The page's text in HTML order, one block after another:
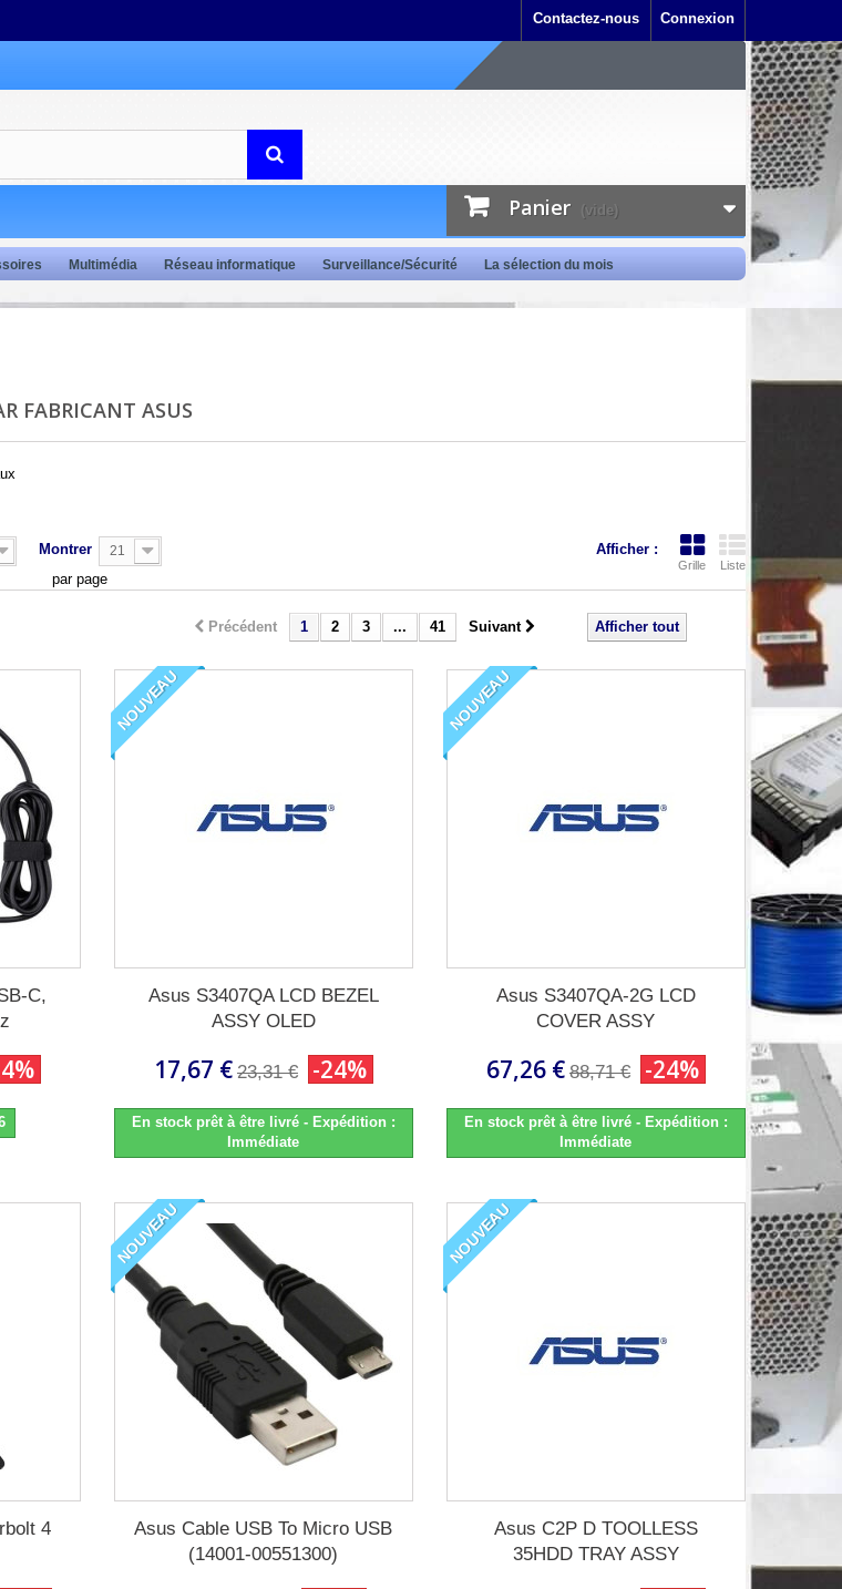
Connexion
Contactez-nous
Panier (vide)
Multimédia Réseau informatique Surveillance/Sécurité La sélection du mois
FABRICANT ASUS
Afficher :
Grille Liste
Montrer 21
par page
Afficher tout
Précédent 1 2 3 ... 41 Suivant
C,
NOUVEAU
Asus S3407QA LCD BEZEL
ASSY OLED
17,67 € 23,31 € -24%
En stock prêt à être livré - Expédition :
Immédiate
NOUVEAU
Asus S3407QA-2G LCD
COVER ASSY
67,26 € 88,71 € -24%
En stock prêt à être livré - Expédition :
Immédiate
4
NOUVEAU
Asus Cable USB To Micro USB
(14001-00551300)
NOUVEAU
Asus C2P D TOOLLESS
35HDD TRAY ASSY